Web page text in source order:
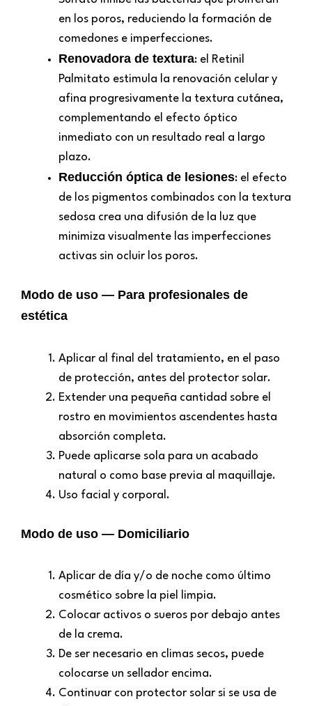
en los poros, reduciendo la formación de
comedones e imperfecciones.
Renovadora de textura: el Retinil
Palmitato estimula la renovación celular y
afina progresivamente la textura cutánea,
complementando el efecto óptico
inmediato con un resultado real a largo
plazo.
Reducción óptica de lesiones: el efecto
de los pigmentos combinados con la textura
sedosa crea una difusión de la luz que
minimiza visualmente las imperfecciones
activas sin ocluir los poros.
Modo de uso — Para profesionales de
estética
Aplicar al final del tratamiento, en el paso
de protección, antes del protector solar.
Extender una pequeña cantidad sobre el
rostro en movimientos ascendentes hasta
absorción completa.
Puede aplicarse sola para un acabado
natural o como base previa al maquillaje.
Uso facial y corporal.
Modo de uso — Domiciliario
Aplicar de día y/o de noche como último
cosmético sobre la piel limpia.
Colocar activos o sueros por debajo antes
de la crema.
De ser necesario en climas secos, puede
colocarse un sellador encima.
Continuar con protector solar si se usa de